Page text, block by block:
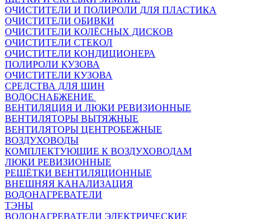
ОЧИСТИТЕЛИ И ПОЛИРОЛИ ДЛЯ ПЛАСТИКА
ОЧИСТИТЕЛИ ОБИВКИ
ОЧИСТИТЕЛИ КОЛЁСНЫХ ДИСКОВ
ОЧИСТИТЕЛИ СТЕКОЛ
ОЧИСТИТЕЛИ КОНДИЦИОНЕРА
ПОЛИРОЛИ КУЗОВА
ОЧИСТИТЕЛИ КУЗОВА
СРЕДСТВА ДЛЯ ШИН
ВОДОСНАБЖЕНИЕ
ВЕНТИЛЯЦИЯ И ЛЮКИ РЕВИЗИОННЫЕ
ВЕНТИЛЯТОРЫ ВЫТЯЖНЫЕ
ВЕНТИЛЯТОРЫ ЦЕНТРОБЕЖНЫЕ
ВОЗДУХОВОДЫ
КОМПЛЕКТУЮЩИЕ К ВОЗДУХОВОДАМ
ЛЮКИ РЕВИЗИОННЫЕ
РЕШЁТКИ ВЕНТИЛЯЦИОННЫЕ
ВНЕШНЯЯ КАНАЛИЗАЦИЯ
ВОДОНАГРЕВАТЕЛИ
ТЭНЫ
ВОДОНАГРЕВАТЕЛИ ЭЛЕКТРИЧЕСКИЕ